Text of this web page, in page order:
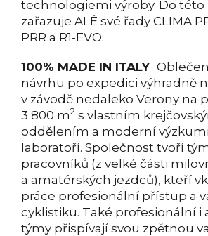
technologiemi výroby. Do této
zařazuje ALÉ své řady CLIMA
PRR a R1-EVO.
100% MADE IN ITALY
návrhu po expedici výhradně
v závodě nedaleko Verony na
3 800 m2 s vlastním
oddělením a moderní
laboratoří. Společnost tvoří
pracovníků (z velké části
a amatérských jezdců), kteří
práce profesionální přístup a
cyklistiku. Také profesionální i
týmy přispívají svou zpětnou